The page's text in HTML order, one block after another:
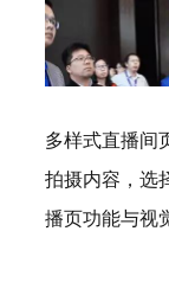
多样式直播间
拍摄内容，选
播页功能与视